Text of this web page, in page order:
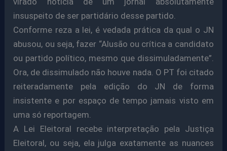
insuspeito de ser partidário desse partido.
Conforme reza a lei, é vedada prática da qual o JN
abusou, ou seja, fazer “Alusão ou crítica a candidato
ou partido político, mesmo que dissimuladamente”.
Ora, de dissimulado não houve nada. O PT foi citado
reiteradamente pela edição do JN de forma
insistente e por espaço de tempo jamais visto em
uma só reportagem.
A Lei Eleitoral recebe interpretação pela Justiça
Eleitoral, ou seja, ela julga exatamente as nuances